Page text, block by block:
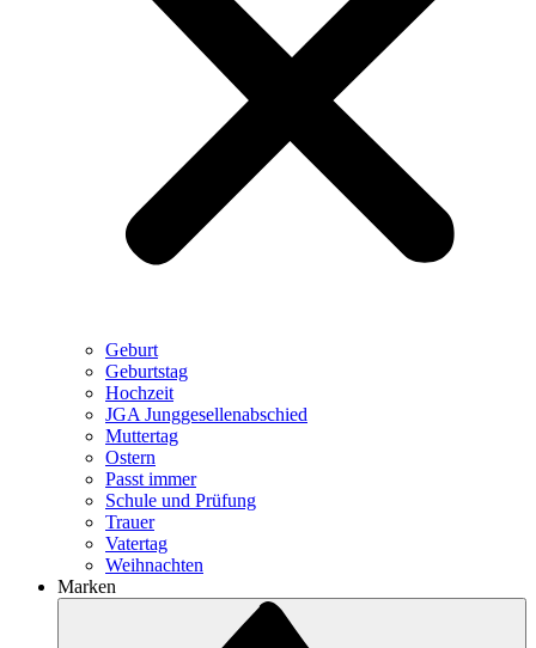
Geburt
Geburtstag
Hochzeit
JGA Junggesellenabschied
Muttertag
Ostern
Passt immer
Schule und Prüfung
Trauer
Vatertag
Weihnachten
Marken